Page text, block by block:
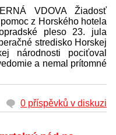
VDOVA Žiadosť
z Horského hotela
pleso 23. jula
stredisko Horskej
národnosti pociťoval
a nemal prítomné
0 příspěvků v diskuzi